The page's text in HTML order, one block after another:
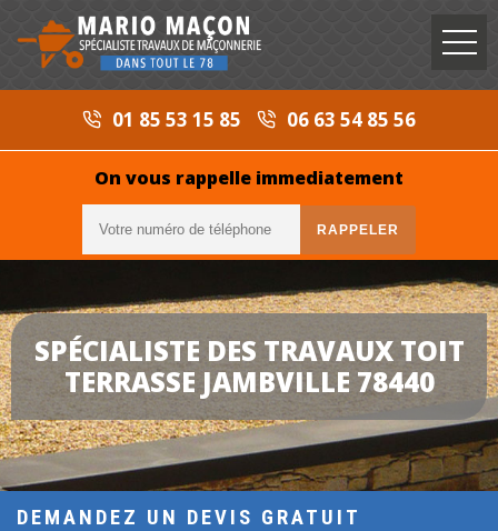
01 85 53 15 85 06 63 54 85 56
On vous rappelle immediatement
SPÉCIALISTE DES TRAVAUX TOIT
TERRASSE JAMBVILLE 78440
DEMANDEZ UN DEVIS GRATUIT